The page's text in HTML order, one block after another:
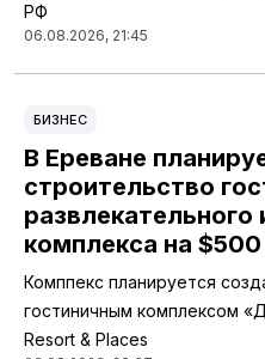
РФ
06.08.2026, 21:45
БИЗНЕС
В Ереване
строительство
развлекательного
комплекса на
Комппекс планируется
гостиничным комплексом
Resort & Places